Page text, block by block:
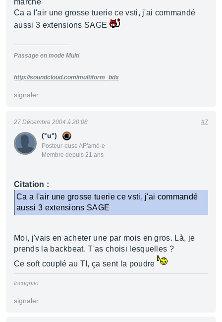
marche
Ca a l'air une grosse tuerie ce vsti, j'ai commandé
aussi 3 extensions SAGE
----------------------------
Passage en mode Multi
http://soundcloud.com/multiform_bdx
signaler
(°u°)
Posteur·euse AFfamé·e
Membre depuis 21 ans
27 Décembre 2004 à 20:08 #7
Citation :
Ca a l'air une grosse tuerie ce vsti, j'ai commandé
aussi 3 extensions SAGE
Moi, j'vais en acheter une par mois en gros. Là, je
prends la backbeat. T'as choisi lesquelles ?
Ce soft couplé au TI, ça sent la poudre
Incognito
signaler